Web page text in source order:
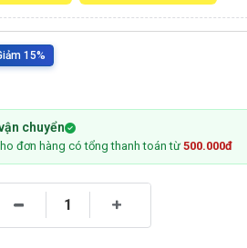
15%
chuyển
đơn hàng có tổng thanh toán từ500.000đ